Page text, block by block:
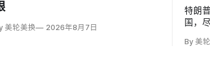
美轮美换 2026年8月7日
特朗
国，
给予
By 美